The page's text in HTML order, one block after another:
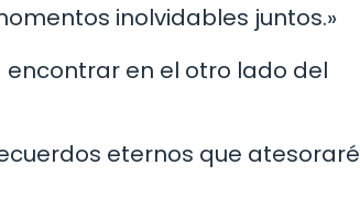
inolvidables juntos.»
encontrar en el otro lado del
eternos que atesoraré